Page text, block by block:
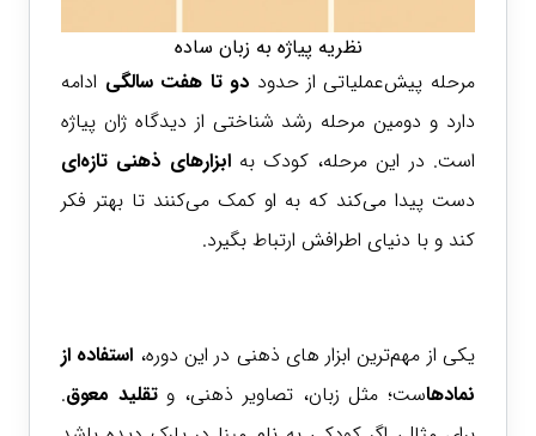
نظریه پیاژه به زبان ساده
مرحله پیش‌عملیاتی از حدود دو تا هفت سالگی ادامه
دارد و دومین مرحله رشد شناختی از دیدگاه ژان پیاژه
است. در این مرحله، کودک به ابزارهای ذهنی تازه‌ای
دست پیدا می‌کند که به او کمک می‌کنند تا بهتر فکر
کند و با دنیای اطرافش ارتباط بگیرد.
یکی از مهم‌ترین ابزار های ذهنی در این دوره، استفاده از
نمادهاست؛ مثل زبان، تصاویر ذهنی، وتقلید معوق.